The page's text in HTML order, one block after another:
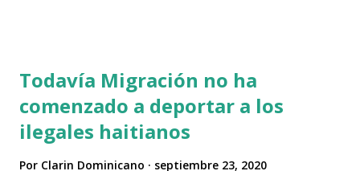
Santos, quien posa en traje de baño en su foto de perfil. Se
recuerda que por una acción muy inferior a esa, el cantante
de musica urbana mejor conocido como El Alfa,fué
Todavía Migración no ha
comenzado a deportar a los
ilegales haitianos
Por Clarin Dominicano septiembre 23, 2020